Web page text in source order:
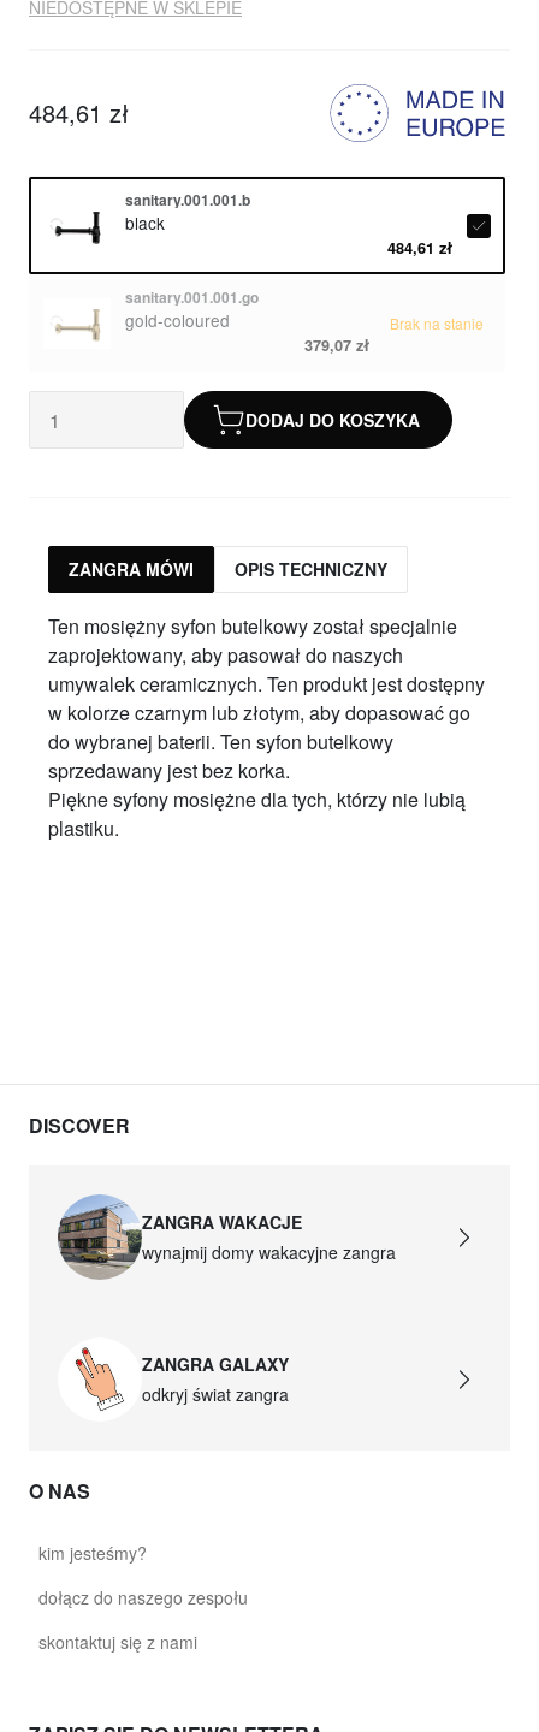
NIEDOSTĘPNE W SKLEPIE
484,61 zł
sanitary.001.001.b
black
484,61 zł
sanitary.001.001.go
gold-coloured
379,07 zł
Brak na stanie
DODAJ DO KOSZYKA
ZANGRA MÓWI OPIS TECHNICZNY
Ten mosiężny syfon butelkowy został specjalnie
zaprojektowany, aby pasował do naszych
umywalek ceramicznych. Ten produkt jest dostępny
w kolorze czarnym lub złotym, aby dopasować go
do wybranej baterii. Ten syfon butelkowy
sprzedawany jest bez korka.
Piękne syfony mosiężne dla tych, którzy nie lubią
plastiku.
DISCOVER
ZANGRA WAKACJE
wynajmij domy wakacyjne zangra
ZANGRA GALAXY
odkryj świat zangra
O NAS
kim jesteśmy?
dołącz do naszego zespołu
skontaktuj się z nami